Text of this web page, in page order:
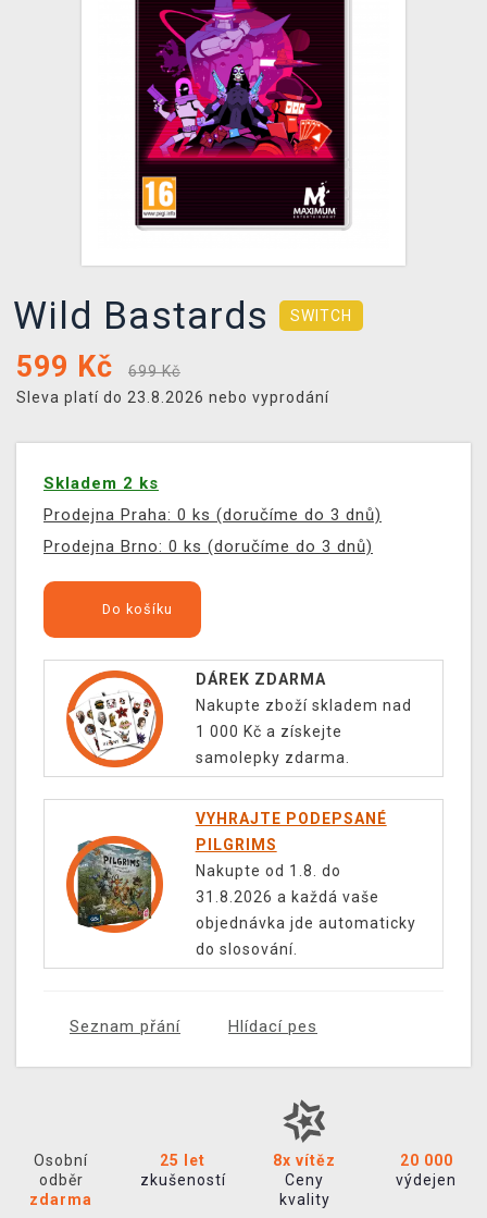
TCG & BOARDGAME HUB
VÝKUP HER (BAZAR)
Wild Bastards SWITCH
599 Kč
699 Kč
Sleva platí do 23.8.2026 nebo vyprodání
Skladem 2 ks
Prodejna Praha: 0 ks (doručíme do 3 dnů)
Prodejna Brno: 0 ks (doručíme do 3 dnů)
Do košíku
DÁREK ZDARMA
Nakupte zboží skladem nad
1 000 Kč a získejte
samolepky zdarma.
VYHRAJTE PODEPSANÉ
PILGRIMS
Nakupte od 1.8. do
31.8.2026 a každá vaše
objednávka jde automaticky
do slosování.
Seznam přání Hlídací pes
Osobní
odběr
zdarma
25 let
zkušeností
8x vítěz
Ceny
kvality
20 000
výdejen